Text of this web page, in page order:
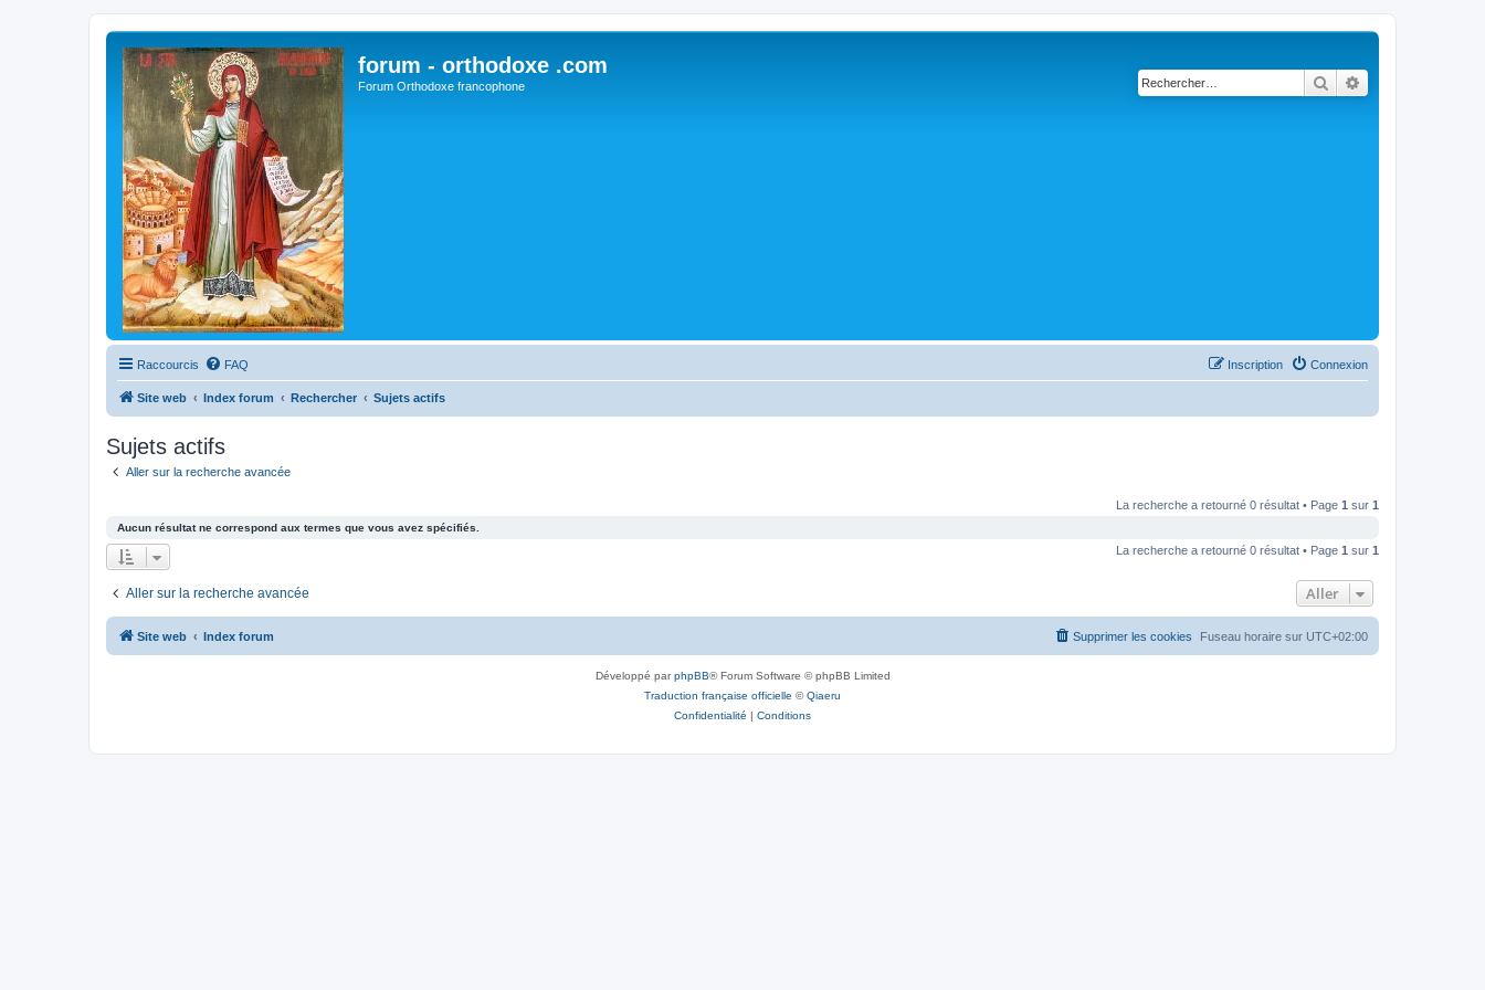
forum - orthodoxe .com
Forum Orthodoxe francophone Rechercher
Raccourcis FAQ Connexion
Inscription
Site web Index forum Rechercher Sujets actifs
Sujets actifs
Aller sur la recherche avancée
La recherche a retourné 0 résultat • Page 1 sur 1
Aucun résultat ne correspond aux termes que vous avez spécifiés.
La recherche a retourné 0 résultat • Page 1 sur 1
Aller sur la recherche avancée Aller
Site web Index forum Fuseau horaire sur UTC+02:00
Supprimer les cookies
Développé parphpBB® Forum Software © phpBB Limited
Traduction française officielle ©Qiaeru
Confidentialité | Conditions